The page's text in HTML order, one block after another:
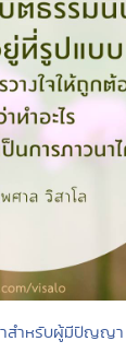
สำหรับผู้มีปัญญา